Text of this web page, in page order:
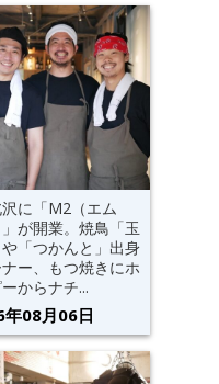
に「M2（エム
が開業。焼鳥「玉
「つかんと」出身
ー、もつ焼きにホ
からナチ...
年08月06日